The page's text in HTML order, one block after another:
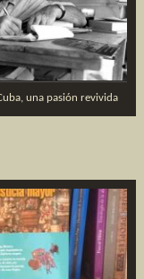
una pasión revivida